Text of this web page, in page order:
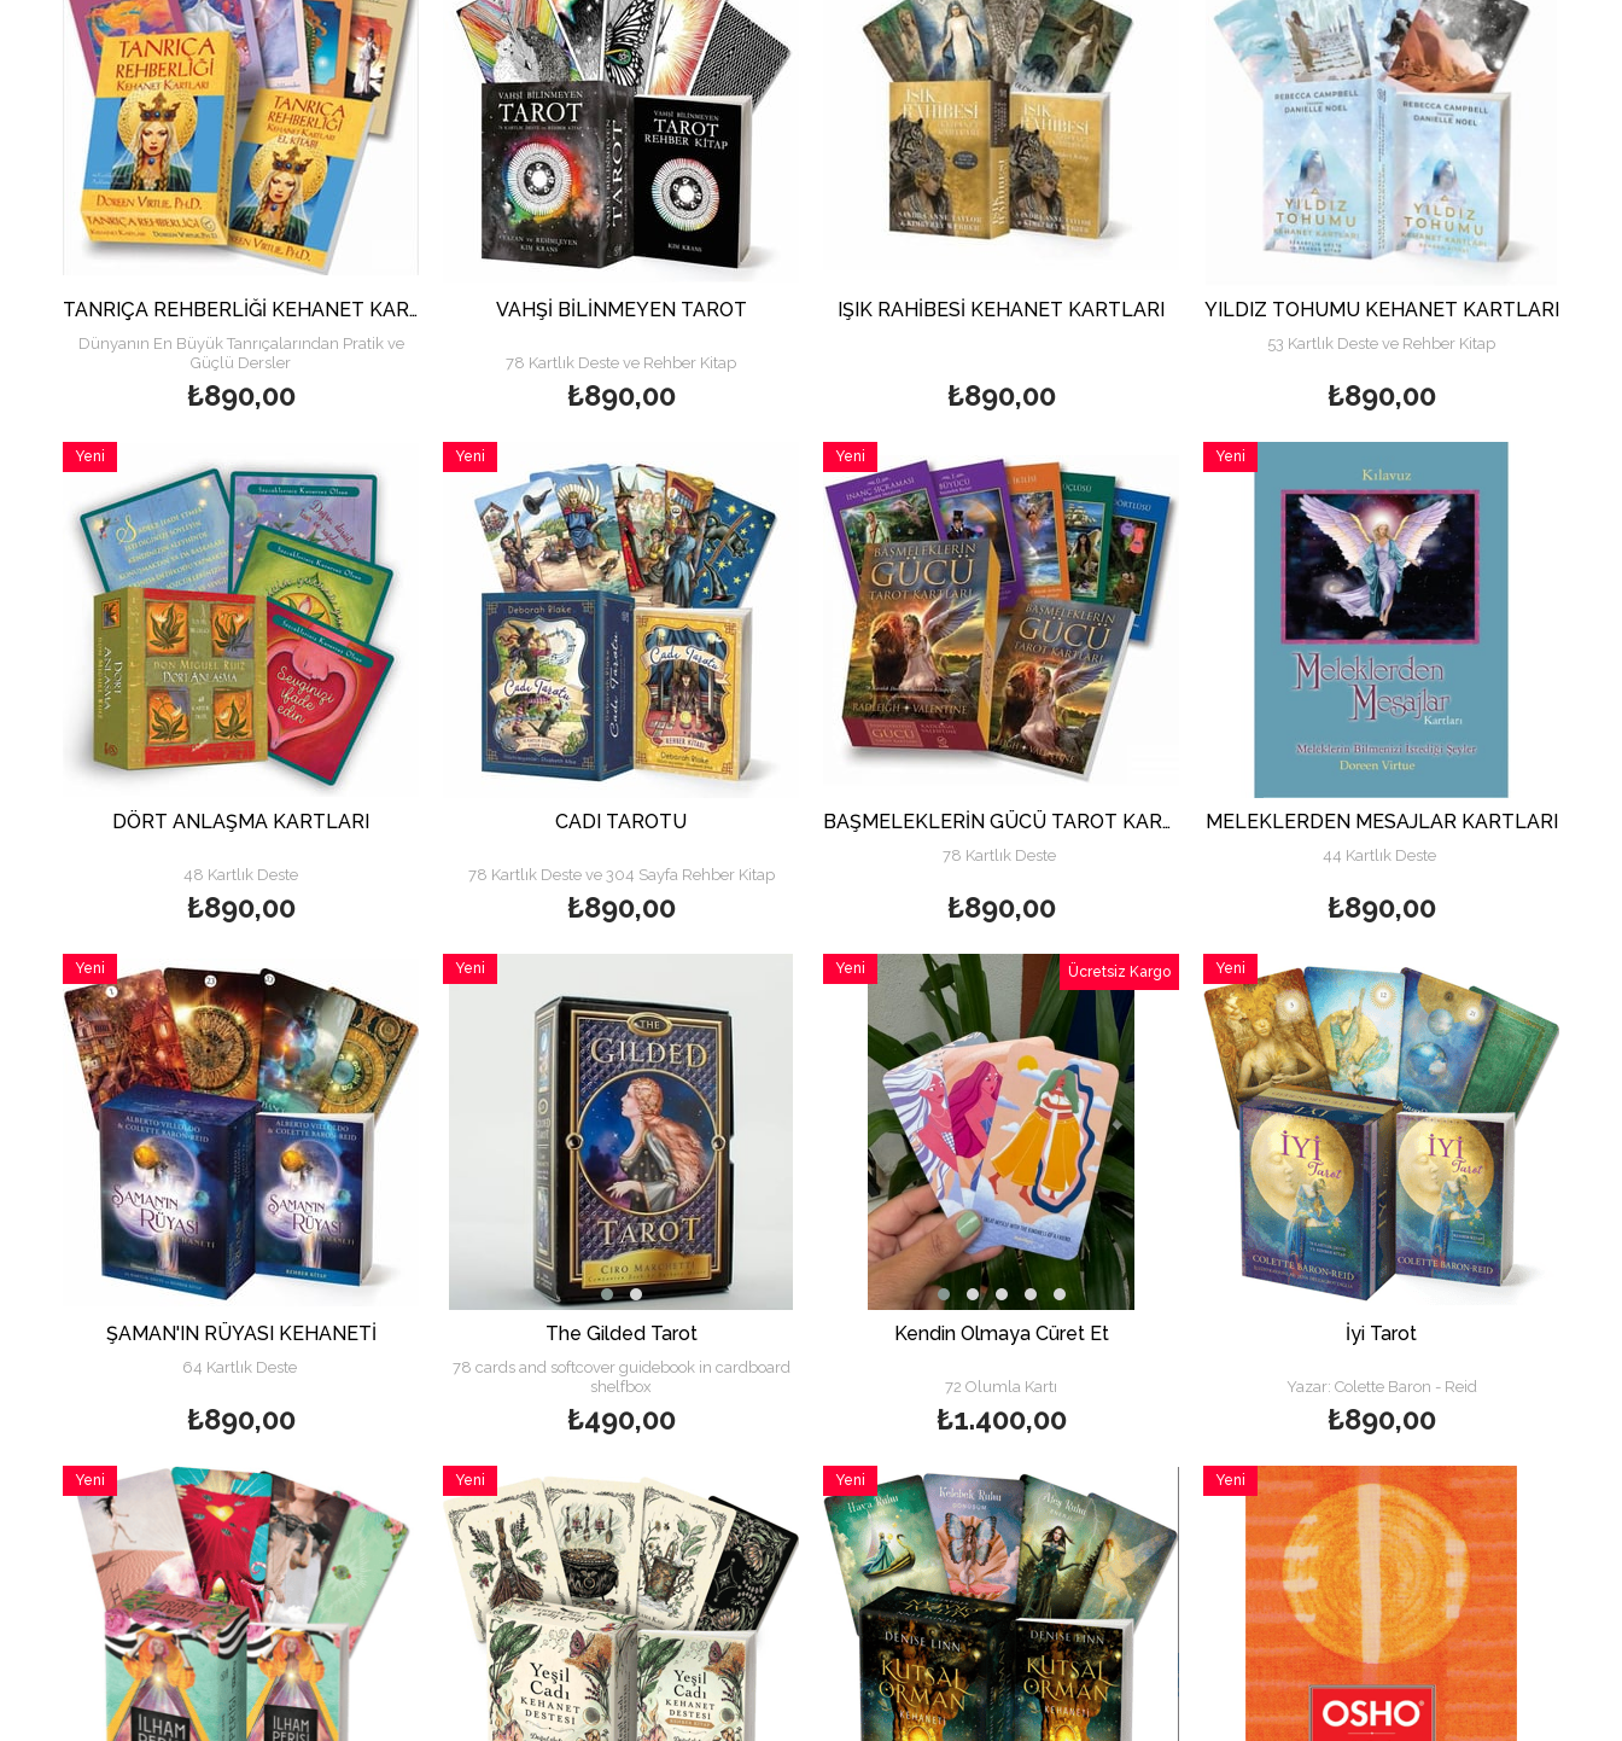
TANRIÇA REHBERLİĞİ KEHANET KARTLARI
Dünyanın En Büyük Tanrıçalarından Pratik ve
Güçlü Dersler
₺890,00
VAHŞİ BİLİNMEYEN TAROT
78 Kartlık Deste ve Rehber Kitap
₺890,00
IŞIK RAHİBESİ KEHANET KARTLARI
53 Kartlık Deste ve 152 Sayfa Rehber Kitap
₺890,00
YILDIZ TOHUMU KEHANET KARTLARI
53 Kartlık Deste ve Rehber Kitap
₺890,00
DÖRT ANLAŞMA KARTLARI
48 Kartlık Deste
₺890,00
Yeni
CADI TAROTU
78 Kartlık Deste ve 304 Sayfa Rehber Kitap
₺890,00
Yeni
BAŞMELEKLERİN GÜCÜ TAROT KARTLARI
78 Kartlık Deste
₺890,00
Yeni
Ürün
MELEKLERDEN MESAJLAR KARTLARI
44 Kartlık Deste
₺890,00
Yeni
ŞAMAN'IN RÜYASI KEHANETİ
64 Kartlık Deste
₺890,00
Yeni
Ürün
The Gilded Tarot
78 cards and softcover guidebook in cardboard
shelfbox
₺490,00
Yeni
Kendin Olmaya Cüret Et
72 Olumla Kartı
₺1.400,00
Ücretsiz Kargo
Yeni
İyi Tarot
Yazar: Colette Baron - Reid
₺890,00
Yeni
Ürün
Yeni
Ürün
Yeni
Ürün
Yeni
Ürün
Yeni